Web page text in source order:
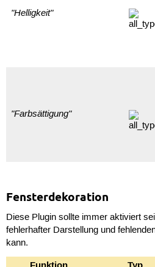
"Helligkeit"
"Farbsättigung"
Fensterdekoration
Diese Plugin sollte immer aktiviert
fehlerhafter Darstellung und
kann.